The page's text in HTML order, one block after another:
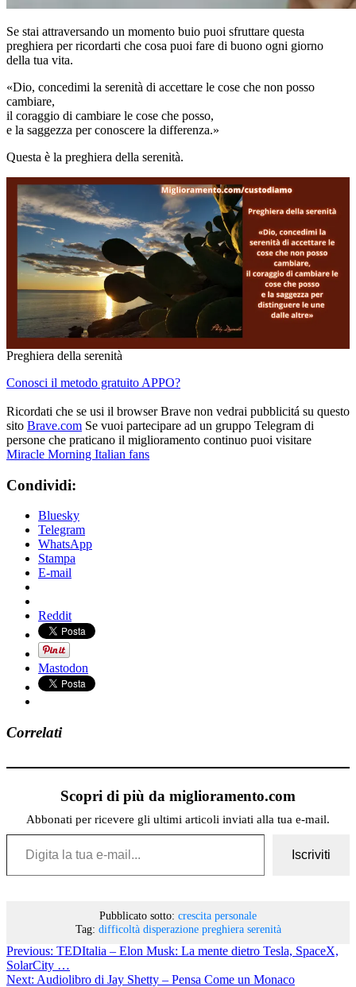
Se stai attraversando un momento buio puoi sfruttare questa
preghiera per ricordarti che cosa puoi fare di buono ogni giorno
della tua vita.
«Dio, concedimi la serenità di accettare le cose che non posso
cambiare,
il coraggio di cambiare le cose che posso,
e la saggezza per conoscere la differenza.»
Questa è la preghiera della serenità.
Preghiera della serenità
Conosci il metodo gratuito APPO?
Ricordati che se usi il browser Brave non vedrai pubblicitá su questo
sito Brave.com Se vuoi partecipare ad un gruppo Telegram di
persone che praticano il miglioramento continuo puoi visitare
Miracle Morning Italian fans
Condividi:
Bluesky
Telegram
WhatsApp
Stampa
E-mail
Reddit
Mastodon
Correlati
Scopri di più da miglioramento.com
Abbonati per ricevere gli ultimi articoli inviati alla tua e-mail.
Digita la tua e-mail...
Iscriviti
Pubblicato sotto: crescita personale
Tag: difficoltà disperazione preghiera serenità
Previous: TEDItalia – Elon Musk: La mente dietro Tesla, SpaceX,
SolarCity …
Next: Audiolibro di Jay Shetty – Pensa Come un Monaco